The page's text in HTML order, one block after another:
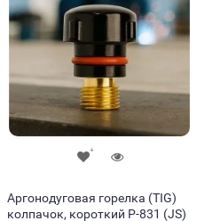
Аргонодуговая горелка (TIG)
колпачок, короткий P-831 (JS)